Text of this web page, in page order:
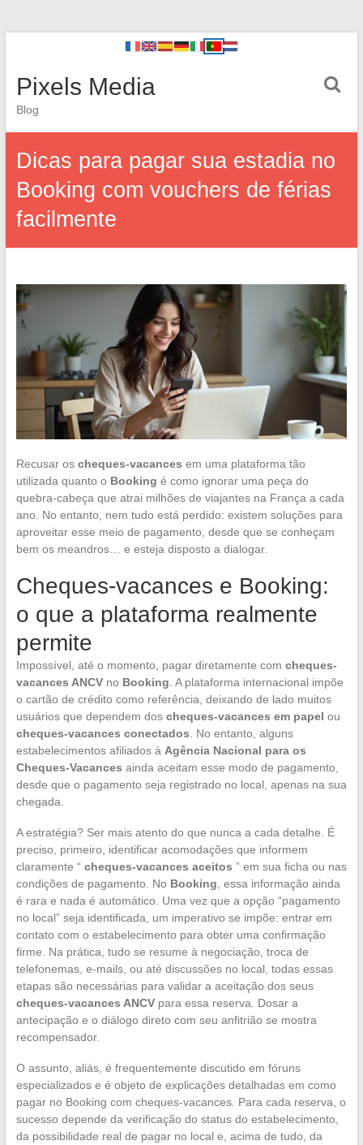
Pixels Media
Blog
Dicas para pagar sua estadia no
Booking com vouchers de férias
facilmente
Recusar os cheques-vacances em uma plataforma tão
utilizada quanto o Booking é como ignorar uma peça do
quebra-cabeça que atrai milhões de viajantes na França a cada
ano. No entanto, nem tudo está perdido: existem soluções para
aproveitar esse meio de pagamento, desde que se conheçam
bem os meandros… e esteja disposto a dialogar.
Cheques-vacances e Booking:
o que a plataforma realmente
permite
Impossível, até o momento, pagar diretamente com cheques-
vacances ANCVno Booking . A plataforma internacional impõe
o cartão de crédito como referência, deixando de lado muitos
usuários que dependem dos cheques-vacances em papel ou
cheques-vacances conectados . No entanto, alguns
estabelecimentos afiliados à Agência Nacional para os
Cheques-Vacances ainda aceitam esse modo de pagamento,
desde que o pagamento seja registrado no local, apenas na sua
chegada.
A estratégia? Ser mais atento do que nunca a cada detalhe. É
preciso, primeiro, identificar acomodações que informem
claramente “ cheques-vacances aceitos ” em sua ficha ou nas
condições de pagamento. No Booking , essa informação ainda
é rara e nada é automático. Uma vez que a opção “pagamento
no local” seja identificada, um imperativo se impõe: entrar em
contato com o estabelecimento para obter uma confirmação
firme. Na prática, tudo se resume à negociação, troca de
telefonemas, e-mails, ou até discussões no local, todas essas
etapas são necessárias para validar a aceitação dos seus
cheques-vacances ANCVpara essa reserva. Dosar a
antecipação e o diálogo direto com seu anfitrião se mostra
recompensador.
O assunto, aliás, é frequentemente discutido em fóruns
especializados e é objeto de explicações detalhadas em como
pagar no Booking com cheques-vacances. Para cada reserva, o
sucesso depende da verificação do status do estabelecimento,
da possibilidade real de pagar no local e, acima de tudo, da